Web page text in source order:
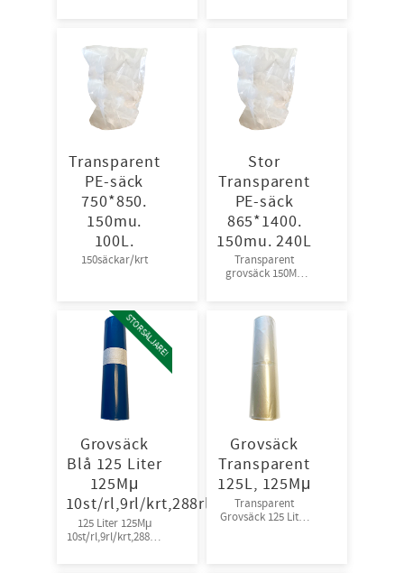
Transparent
PE-säck
750*850.
150mu.
100L.
150säckar/krt
Stor
Transparent
PE-säck
865*1400.
150mu. 240L
Transparent
grovsäck 150Mμ
Grovsäck
Blå 125 Liter
125Mμ
10st/rl,9rl/krt,288rl/pall
125 Liter 125Mμ
10st/rl,9rl/krt,288rl/
STORSÄLJARE!
Grovsäck
Transparent
125L, 125Mμ
Transparent
Grovsäck 125 Liter